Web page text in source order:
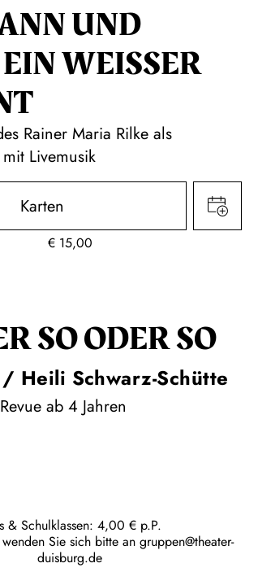
UND
WEISSER E
Rainer Maria Rilke als
Livemusik
Karten
€ 15,00
SO ODER SO
Heili Schwarz-Schütte
ab 4 Jahren
& Schulklassen: 4,00 € p.P.
wenden Sie sich bitte angruppen@theater-
duisburg.de